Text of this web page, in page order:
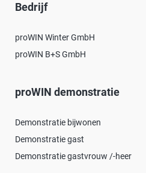
Bedrijf
proWIN Winter GmbH
proWIN B+S GmbH
proWIN demonstratie
Demonstratie bijwonen
Demonstratie gast
Demonstratie gastvrouw /-heer